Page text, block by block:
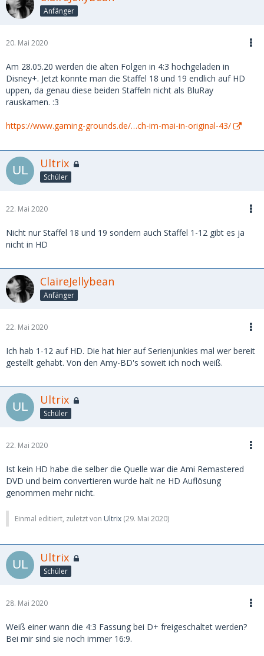
Anfänger
20. Mai 2020
Am 28.05.20 werden die alten Folgen in 4:3 hochgeladen in
Disney+. Jetzt könnte man die Staffel 18 und 19 endlich auf HD
uppen, da genau diese beiden Staffeln nicht als BluRay
rauskamen. :3
https://www.gaming-grounds.de/…ch-im-mai-in-original-43/
Ultrix
Schüler
22. Mai 2020
Nicht nur Staffel 18 und 19 sondern auch Staffel 1-12 gibt es ja
nicht in HD
ClaireJellybean
Anfänger
22. Mai 2020
Ich hab 1-12 auf HD. Die hat hier auf Serienjunkies mal wer bereit
gestellt gehabt. Von den Amy-BD's soweit ich noch weiß.
Ultrix
Schüler
22. Mai 2020
Ist kein HD habe die selber die Quelle war die Ami Remastered
DVD und beim convertieren wurde halt ne HD Auflösung
genommen mehr nicht.
Einmal editiert, zuletzt von Ultrix (29. Mai 2020)
Ultrix
Schüler
28. Mai 2020
Weiß einer wann die 4:3 Fassung bei D+ freigeschaltet werden?
Bei mir sind sie noch immer 16:9.